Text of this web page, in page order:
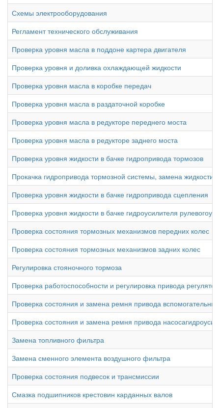
Схемы электрооборудования
Регламент технического обслуживания
Проверка уровня масла в поддоне картера двигателя
Проверка уровня и доливка охлаждающей жидкости
Проверка уровня масла в коробке передач
Проверка уровня масла в раздаточной коробке
Проверка уровня масла в редукторе переднего моста
Проверка уровня масла в редукторе заднего моста
Проверка уровня жидкости в бачке гидропривода тормозов
Прокачка гидропривода тормозной системы, замена жидкости
Проверка уровня жидкости в бачке гидропривода сцепления
Проверка уровня жидкости в бачке гидроусилителя
Проверка состояния тормозных механизмов передних колес
Проверка состояния тормозных механизмов задних колес
Регулировка стояночного тормоза
Проверка работоспособности и регулировка привода
Проверка состояния и замена ремня привода
Проверка состояния и замена ремня привода
Замена топливного фильтра
Замена сменного элемента воздушного фильтра
Проверка состояния подвесок и трансмиссии
Смазка подшипников крестовин карданных валов